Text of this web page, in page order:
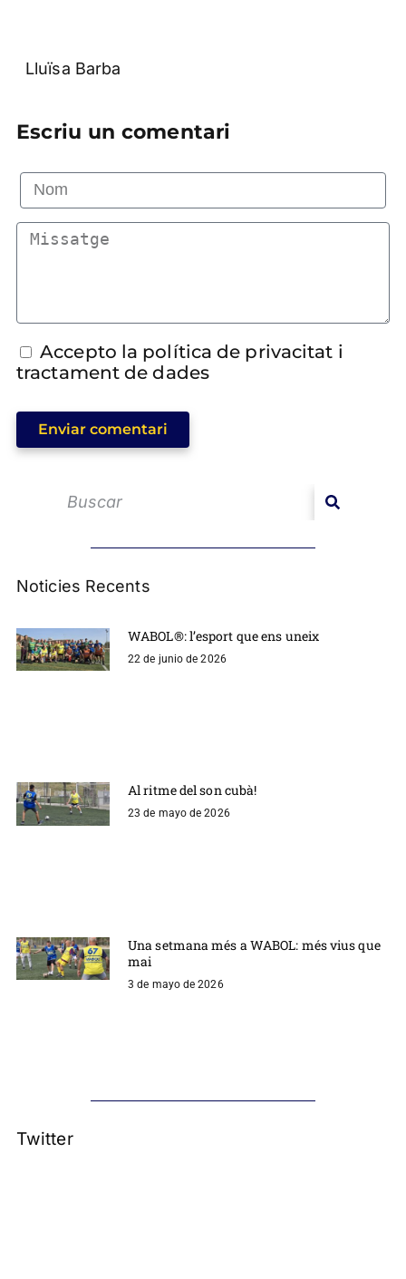
Lluïsa Barba
Escriu un comentari
Accepto la política de privacitat i
tractament de dades
Enviar comentari
Noticies Recents
WABOL®: l’esport que ens uneix
22 de junio de 2026
Al ritme del son cubà!
23 de mayo de 2026
Una setmana més a WABOL: més vius que
mai
3 de mayo de 2026
Twitter